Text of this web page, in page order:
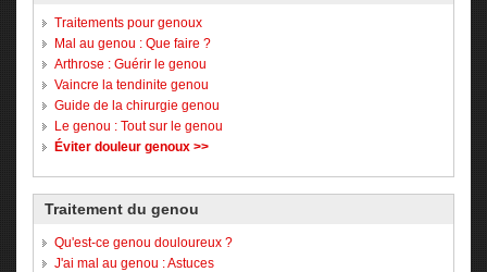
Traitements pour genoux
Mal au genou : Que faire ?
Arthrose : Guérir le genou
Vaincre la tendinite genou
Guide de la chirurgie genou
Le genou : Tout sur le genou
Éviter douleur genoux >>
Traitement du genou
Qu'est-ce genou douloureux ?
J'ai mal au genou : Astuces